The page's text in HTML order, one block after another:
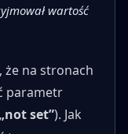
wartość
, że na stronach
parametr
„not set”). Jak